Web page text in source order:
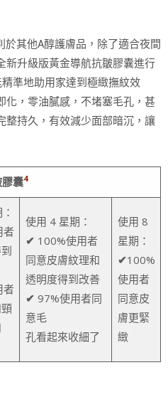
於其他A醇護膚品，除了適合夜間
升級版黃金導航抗皺膠囊進行
準地助用家達到極緻撫紋效
，零油膩感，不堵塞毛孔，甚
持久，有效減少面部暗沉，讓
囊4
者
者
使用 4 星期：
✔ 100%使用者
同意皮膚紋理和
透明度得到改善
✔ 97%使用者同
意毛
孔看起來收細了
使用 8
星期：
✔100%
使用者
同意皮
膚更緊
緻